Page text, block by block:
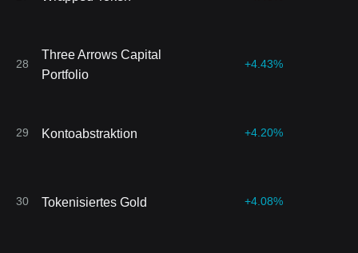
28
Three Arrows Capital
Portfolio
+4.43%
29 Kontoabstraktion +4.20%
30 Tokenisiertes Gold +4.08%